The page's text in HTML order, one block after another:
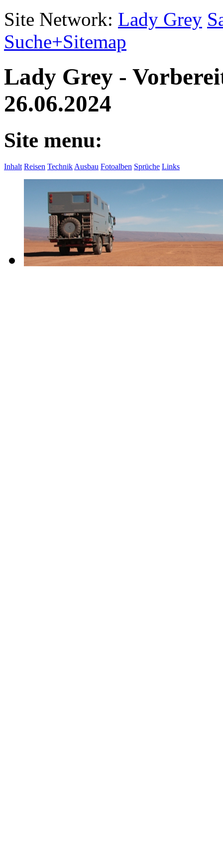
Site Network: Lady Grey
Suche+Sitemap
Lady Grey -
26.06.2024
Site menu:
Inhalt Reisen Technik Ausbau Fotoalben Sprüche Links